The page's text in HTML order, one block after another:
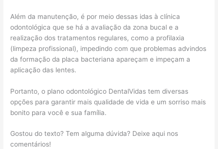
Além da manutenção, é por meio dessas idas à clínica
odontológica que se há a avaliação da zona bucal e a
realização dos tratamentos regulares, como a profilaxia
(limpeza profissional), impedindo com que problemas advindos
da formação da placa bacteriana apareçam e impeçam a
aplicação das lentes.
Portanto, o plano odontológico DentalVidas tem diversas
opções para garantir mais qualidade de vida e um sorriso mais
bonito para você e sua família.
Gostou do texto? Tem alguma dúvida? Deixe aqui nos
comentários!